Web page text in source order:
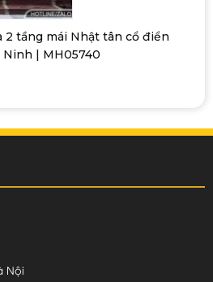
2 tầng mái Nhật tân cổ điển
| MH05740
Nội